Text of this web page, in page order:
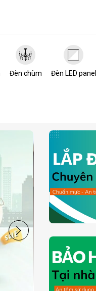
Đèn chùm Đèn LED panel